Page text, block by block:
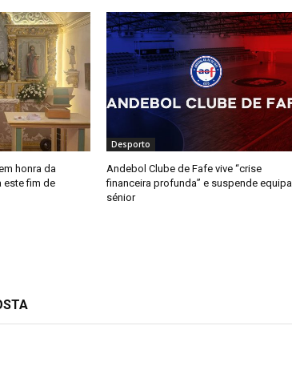
honra da
este fim de
Desporto
Andebol Clube de Fafe vive “crise
financeira profunda” e suspende equipa
sénior